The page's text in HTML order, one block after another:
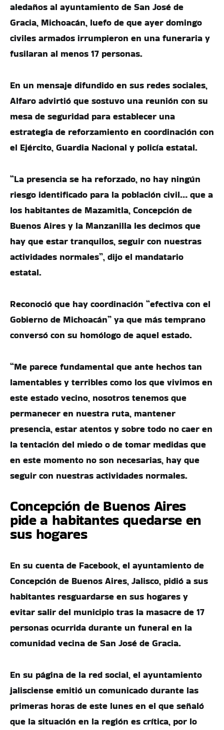
aledaños al ayuntamiento de San José de
Gracia, Michoacán, luefo de que ayer domingo
civiles armados irrumpieron en una funeraria y
fusilaran al menos 17 personas.
En un mensaje difundido en sus redes sociales,
Alfaro advirtió que sostuvo una reunión con su
mesa de seguridad para establecer una
estrategia de reforzamiento en coordinación con
el Ejército, Guardia Nacional y policía estatal.
“La presencia se ha reforzado, no hay ningún
riesgo identificado para la población civil… que a
los habitantes de Mazamitla, Concepción de
Buenos Aires y la Manzanilla les decimos que
hay que estar tranquilos, seguir con nuestras
actividades normales”, dijo el mandatario
estatal.
Reconoció que hay coordinación “efectiva con el
Gobierno de Michoacán” ya que más temprano
conversó con su homólogo de aquel estado.
“Me parece fundamental que ante hechos tan
lamentables y terribles como los que vivimos en
este estado vecino, nosotros tenemos que
permanecer en nuestra ruta, mantener
presencia, estar atentos y sobre todo no caer en
la tentación del miedo o de tomar medidas que
en este momento no son necesarias, hay que
seguir con nuestras actividades normales.
Concepción de Buenos Aires
pide a habitantes quedarse en
sus hogares
En su cuenta de Facebook, el ayuntamiento de
Concepción de Buenos Aires, Jalisco, pidió a sus
habitantes resguardarse en sus hogares y
evitar salir del municipio tras la masacre de 17
personas ocurrida durante un funeral en la
comunidad vecina de San José de Gracia.
En su página de la red social, el ayuntamiento
jalisciense emitió un comunicado durante las
primeras horas de este lunes en el que señaló
que la situación en la región es crítica, por lo